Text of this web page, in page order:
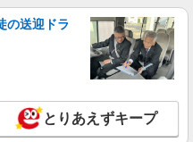
の送迎ドラ
とりあえずキープ